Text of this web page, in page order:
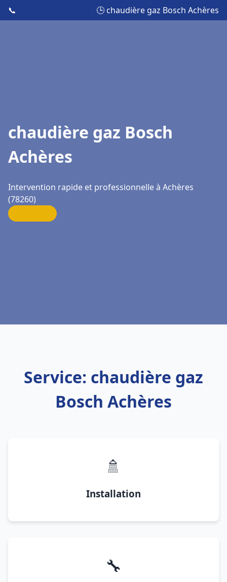
📞 🕒 chaudière gaz Bosch Achères
chaudière gaz Bosch
Achères
Intervention rapide et professionnelle à Achères
(78260)
Service: chaudière gaz
Bosch Achères
🚿
Installation
🔧